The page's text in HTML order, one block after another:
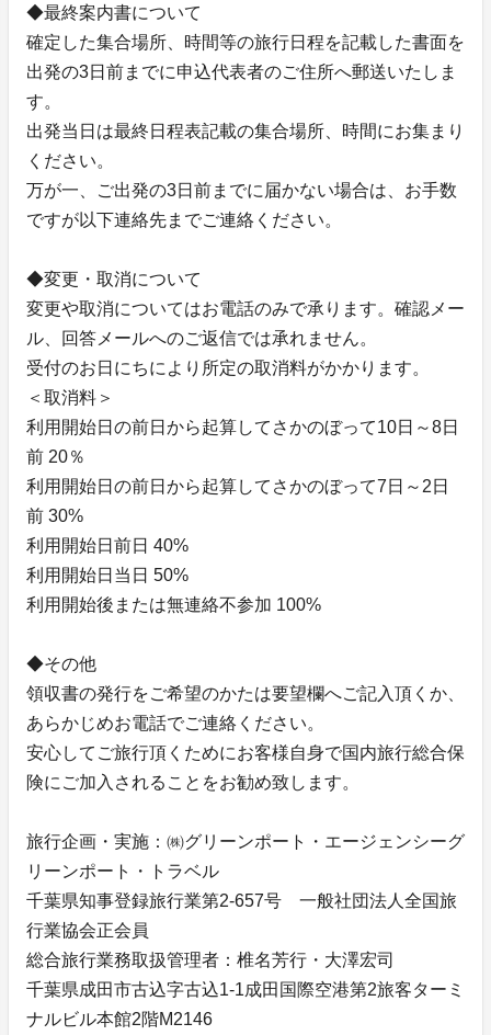
◆最終案内書について
確定した集合場所、時間等の旅行日程を記載した書面を
出発の3日前までに申込代表者のご住所へ郵送いたしま
す。
出発当日は最終日程表記載の集合場所、時間にお集まり
ください。
万が一、ご出発の3日前までに届かない場合は、お手数
ですが以下連絡先までご連絡ください。
◆変更・取消について
変更や取消についてはお電話のみで承ります。確認メー
ル、回答メールへのご返信では承れません。
受付のお日にちにより所定の取消料がかかります。
＜取消料＞
利用開始日の前日から起算してさかのぼって10日～8日
前 20％
利用開始日の前日から起算してさかのぼって7日～2日
前 30%
利用開始日前日 40%
利用開始日当日 50%
利用開始後または無連絡不参加 100%
◆その他
領収書の発行をご希望のかたは要望欄へご記入頂くか、
あらかじめお電話でご連絡ください。
安心してご旅行頂くためにお客様自身で国内旅行総合保
険にご加入されることをお勧め致します。
旅行企画・実施：㈱グリーンポート・エージェンシーグ
リーンポート・トラベル
千葉県知事登録旅行業第2-657号 一般社団法人全国旅
行業協会正会員
総合旅行業務取扱管理者：椎名芳行・大澤宏司
千葉県成田市古込字古込1-1成田国際空港第2旅客ターミ
ナルビル本館2階M2146